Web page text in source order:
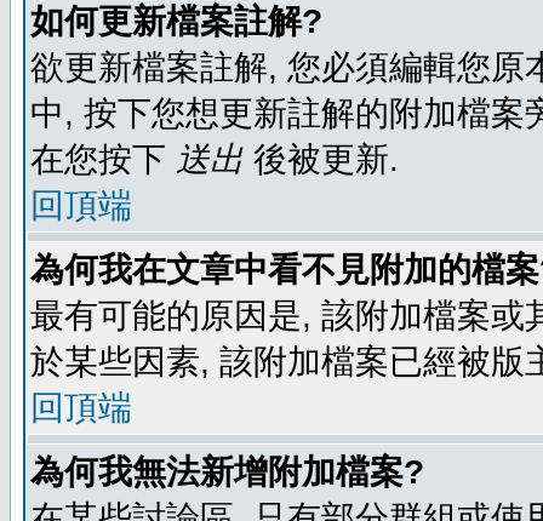
如何更新檔案註解?
欲更新檔案註解, 您必須編輯您
中, 按下您想更新註解的附加檔案
在您按下 送出 後被更新.
回頂端
為何我在文章中看不見附加的檔
最有可能的原因是, 該附加檔案
於某些因素, 該附加檔案已經被版
回頂端
為何我無法新增附加檔案?